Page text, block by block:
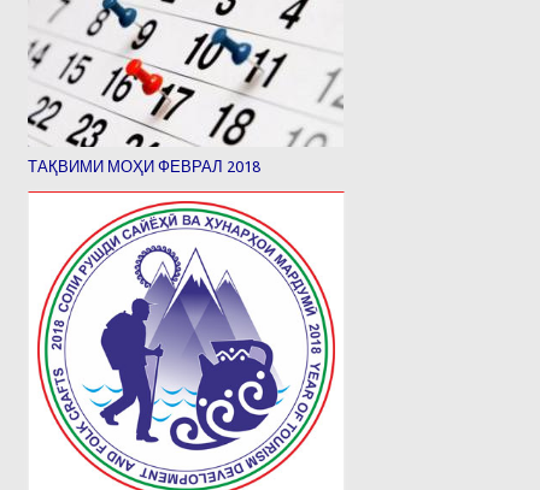
ТАҚВИМИ МОҲИ ФЕВРАЛ 2018